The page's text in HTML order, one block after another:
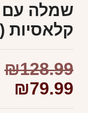
שמלה עם
קלאסיות
₪128.99
₪79.99